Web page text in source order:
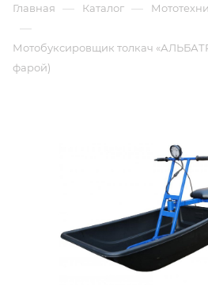
Главная — Каталог —
—
Мотобуксировщик толкач
фарой)